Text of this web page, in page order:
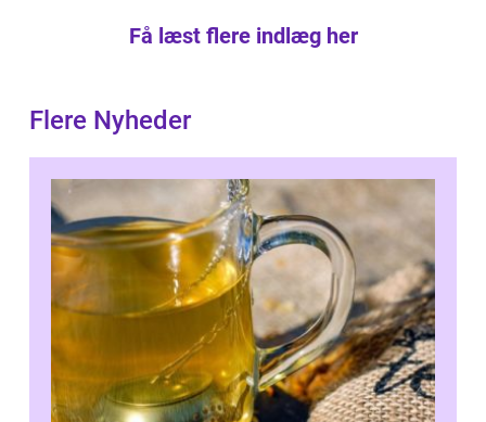
Få læst flere indlæg her
Flere Nyheder